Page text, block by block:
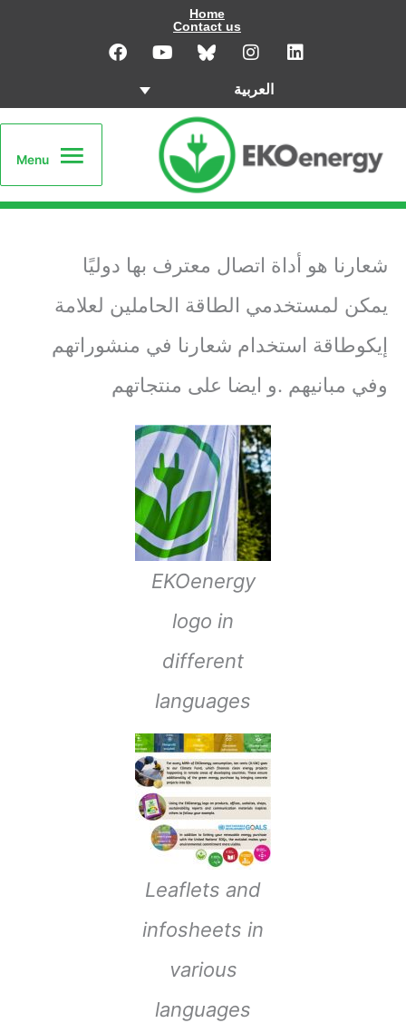
Home
Contact us
L
i
e
i
n
I
n
t
a
r
a
Y
o
u
b
e
F
a
b
العربية
Menu
Menu
شعارنا هو أداة اتصال معترف بها دوليًا
يمكن لمستخدمي الطاقة الحاملين لعلامة
إيكوطاقة استخدام شعارنا في منشوراتهم
وفي مبانيهم .و ايضا على منتجاتهم
EKOenergy
logo in
different
languages
Leaflets and
infosheets in
various
languages